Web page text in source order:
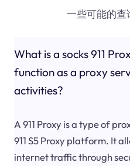
一些可能的查
What is a socks 911
function as a proxy
activities?
A 911 Proxy is a type of
911 S5 Proxy platform. It
internet traffic through